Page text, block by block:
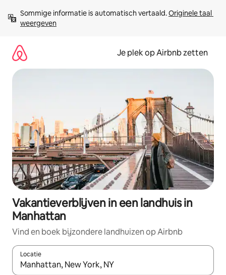
direct
naar
Sommige informatie is automatisch vertaald. Originele taal
weergeven
Je plek op Airbnb zetten
Vakantieverblijven in een landhuis in
Manhattan
Vind en boek bijzondere landhuizen op Airbnb
Locatie
Wanneer er resultaten beschikbaar zijn, maak je een keuze